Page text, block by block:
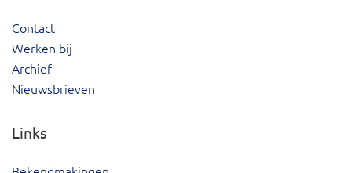
Contact
Werken bij
Archief
Nieuwsbrieven
Links